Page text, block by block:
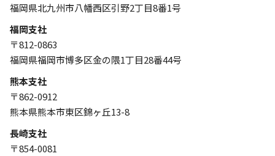
福岡県北九州市八幡西区引野2丁目8番1号
福岡支社
〒812-0863
福岡県福岡市博多区金の隈1丁目28番44号
熊本支社
〒862-0912
熊本県熊本市東区錦ヶ丘13-8
長崎支社
〒854-0081